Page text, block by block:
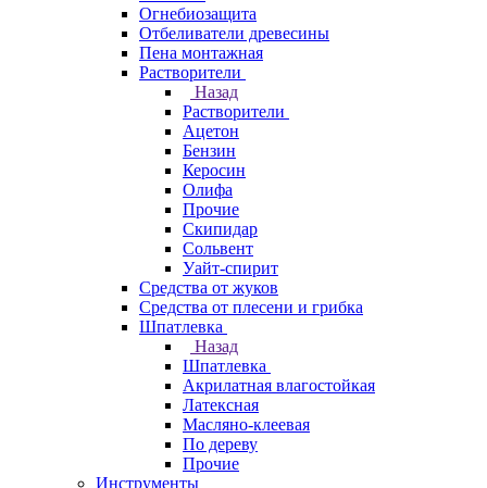
Огнебиозащита
Отбеливатели древесины
Пена монтажная
Растворители
Назад
Растворители
Ацетон
Бензин
Керосин
Олифа
Прочие
Скипидар
Сольвент
Уайт-спирит
Средства от жуков
Средства от плесени и грибка
Шпатлевка
Назад
Шпатлевка
Акрилатная влагостойкая
Латексная
Масляно-клеевая
По дереву
Прочие
Инструменты